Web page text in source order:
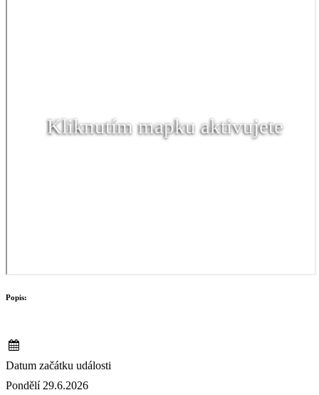
Kliknutím mapku aktivujete
Popis:
Datum začátku události
Pondělí 29.6.2026